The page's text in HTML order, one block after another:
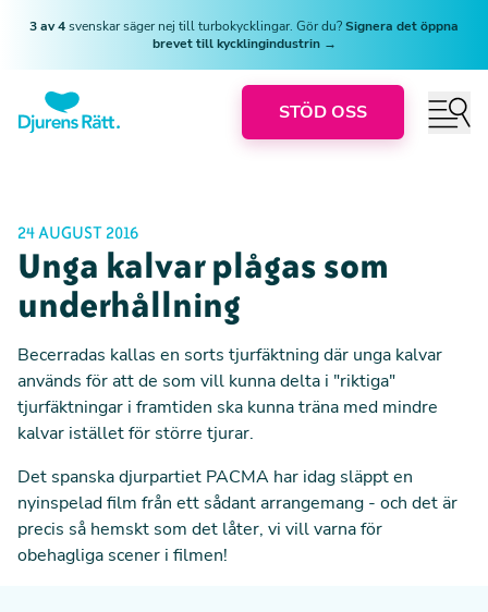
3 av 4svenskar säger nej till turbokycklingar. Gör du?Signera det öppna
brevet till kycklingindustrin →
STÖD OSS
24 AUGUST 2016
Unga kalvar plågas som
underhållning
Becerradas kallas en sorts tjurfäktning där unga kalvar
används för att de som vill kunna delta i "riktiga"
tjurfäktningar i framtiden ska kunna träna med mindre
kalvar istället för större tjurar.
Det spanska djurpartiet PACMA har idag släppt en
nyinspelad film från ett sådant arrangemang - och det är
precis så hemskt som det låter, vi vill varna för
obehagliga scener i filmen!